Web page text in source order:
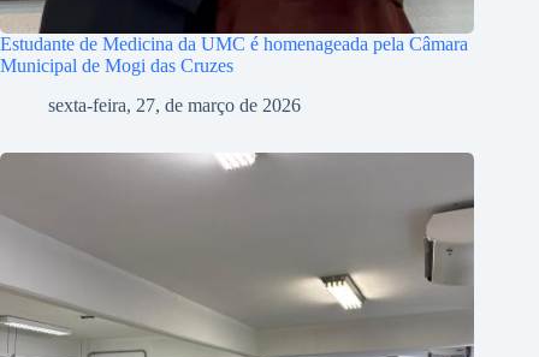
Estudante de Medicina da UMC é homenageada pela Câmara
Municipal de Mogi das Cruzes
sexta-feira, 27, de março de 2026